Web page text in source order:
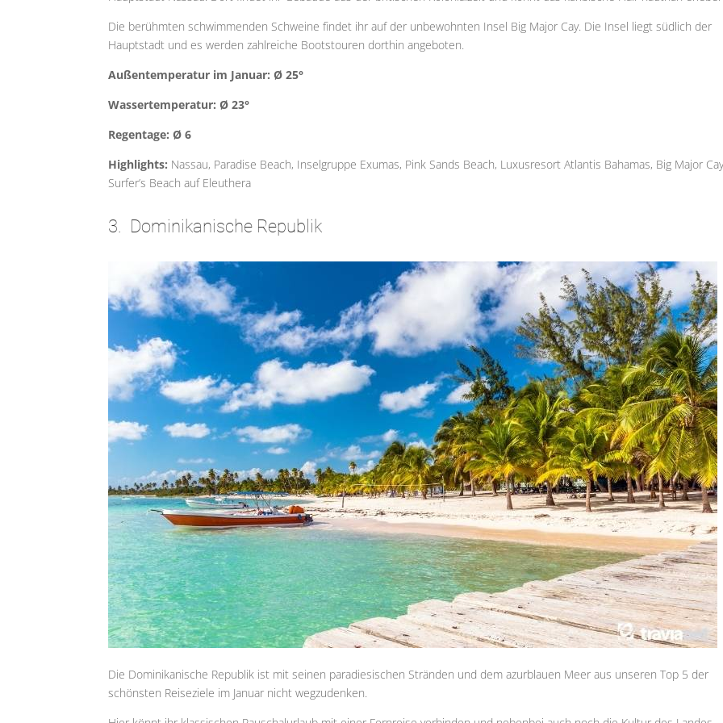
Die berühmten schwimmenden Schweine findet ihr auf der unbewohnten Insel Big Major Cay. Die Insel liegt südlich der
Hauptstadt und es werden zahlreiche Bootstouren dorthin angeboten.
Außentemperatur im Januar: Ø 25°
Wassertemperatur: Ø 23°
Regentage: Ø 6
Highlights: Nassau, Paradise Beach, Inselgruppe Exumas, Pink Sands Beach, Luxusresort Atlantis Bahamas, Big Major
Surfer’s Beach auf Eleuthera
3. Dominikanische Republik
Die Dominikanische Republik ist mit seinen paradiesischen Stränden und dem azurblauen Meer aus unseren Top 5 der
schönsten Reiseziele im Januar nicht wegzudenken.